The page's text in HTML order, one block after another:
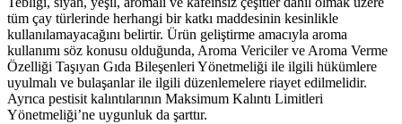
tüm çay türlerinde herhangi bir katkı maddesinin kesinlikle
kullanılamayacağını belirtir. Ürün geliştirme amacıyla aroma
kullanımı söz konusu olduğunda, Aroma Vericiler ve Aroma Verme
Özelliği Taşıyan Gıda Bileşenleri Yönetmeliği ile ilgili hükümlere
uyulmalı ve bulaşanlar ile ilgili düzenlemelere riayet edilmelidir.
Ayrıca pestisit kalıntılarının Maksimum Kalıntı Limitleri
Yönetmeliği’ne uygunluk da şarttır.